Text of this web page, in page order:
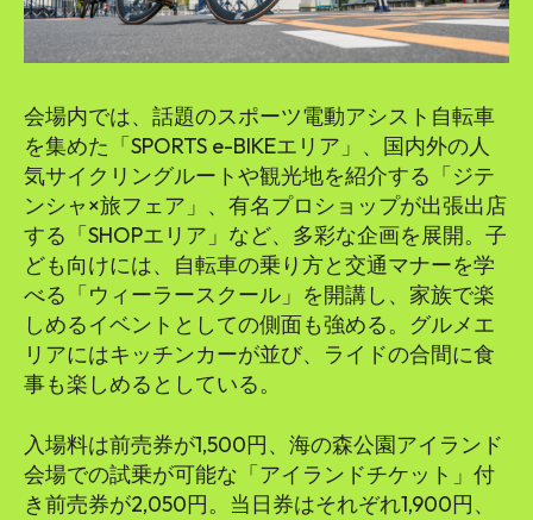
会場内では、話題のスポーツ電動アシスト自転車
を集めた「SPORTS e-BIKEエリア」、国内外の人
気サイクリングルートや観光地を紹介する「ジテ
ンシャ×旅フェア」、有名プロショップが出張出店
する「SHOPエリア」など、多彩な企画を展開。子
ども向けには、自転車の乗り方と交通マナーを学
べる「ウィーラースクール」を開講し、家族で楽
しめるイベントとしての側面も強める。グルメエ
リアにはキッチンカーが並び、ライドの合間に食
事も楽しめるとしている。
入場料は前売券が1,500円、海の森公園アイランド
会場での試乗が可能な「アイランドチケット」付
き前売券が2,050円。当日券はそれぞれ1,900円、